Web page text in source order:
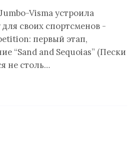
Visma устроила
своих спортсменов -
первый этап,
“Sand and Sequoias” (Пески
не столь…